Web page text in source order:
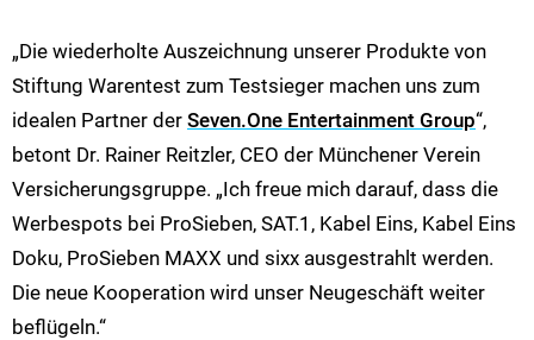
„Die wiederholte Auszeichnung unserer Produkte von
Stiftung Warentest zum Testsieger machen uns zum
idealen Partner der Seven.One Entertainment Group“,
betont Dr. Rainer Reitzler, CEO der Münchener Verein
Versicherungsgruppe. „Ich freue mich darauf, dass die
Werbespots bei ProSieben, SAT.1, Kabel Eins, Kabel Eins
Doku, ProSieben MAXX und sixx ausgestrahlt werden.
Die neue Kooperation wird unser Neugeschäft weiter
beflügeln.“